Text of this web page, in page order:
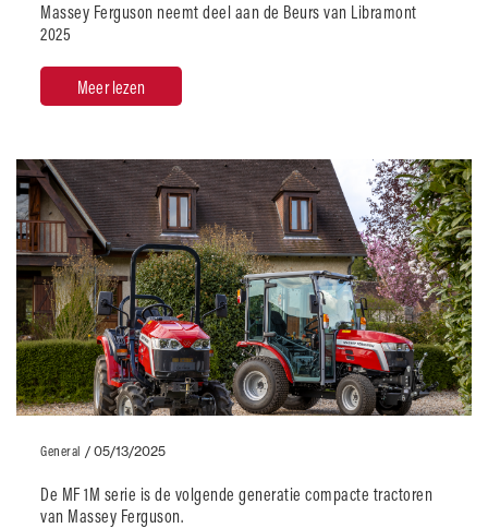
Massey Ferguson neemt deel aan de Beurs van Libramont
2025
Meer lezen
General / 05/13/2025
De MF 1M serie is de volgende generatie compacte tractoren
van Massey Ferguson.